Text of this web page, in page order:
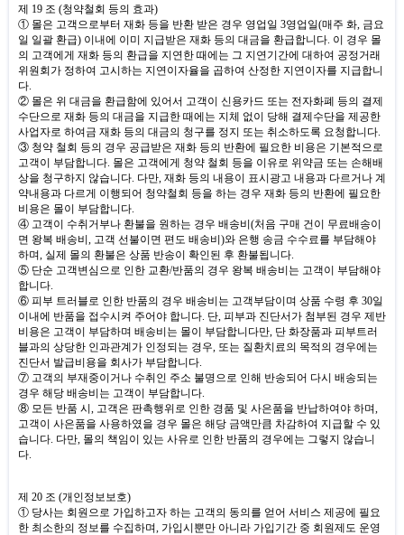
제 19 조 (청약철회 등의 효과)
① 몰은 고객으로부터 재화 등을 반환 받은 경우 영업일 3영업일(매주 화 금요
일 일괄 환급) 이내에 이미 지급받은 재화 등의 대금을 환급합니다 이 경우 몰
의 고객에게 재화 등의 환급을 지연한 때에는 그 지연기간에 대하여 공정거래
위원회가 정하여 고시하는 지연이자율을 곱하여 산정한 지연이자를 지급합니
다
② 몰은 위 대금을 환급함에 있어서 고객이 신용카드 또는 전자화폐 등의 결제
수단으로 재화 등의 대금을 지급한 때에는 지체 없이 당해 결제수단을 제공한
사업자로 하여금 재화 등의 대금의 청구를 정지 또는 취소하도록 요청합니다
③ 청약 철회 등의 경우 공급받은 재화 등의 반환에 필요한 비용은 기본적으로
고객이 부담합니다 몰은 고객에게 청약 철회 등을 이유로 위약금 또는 손해배
상을 청구하지 않습니다 다만 재화 등의 내용이 표시광고 내용과 다르거나 계
약내용과 다르게 이행되어 청약철회 등을 하는 경우 재화 등의 반환에 필요한
비용은 몰이 부담합니다
④ 고객이 수취거부나 환불을 원하는 경우 배송비(처음 구매 건이 무료배송이
면 왕복 배송비
고객 선불이면 편도 배송비)와 은행 송금 수수료를 부담해야
하며 실제 몰의 환불은 상품 반송이 확인된 후 환불됩니다
⑤ 단순 고객변심으로 인한 교환/반품의 경우 왕복 배송비는 고객이 부담해야
합니다
⑥ 피부 트러블로 인한 반품의 경우 배송비는 고객부담이며 상품 수령 후 30일
이내에 반품을 접수시켜 주어야 합니다 단 피부과 진단서가 첨부된 경우 제반
비용은 고객이 부담하며 배송비는 몰이 부담합니다만 단 화장품과 피부트러
블과의 상당한 인과관계가 인정되는 경우 또는 질환치료의 목적의 경우에는
진단서 발급비용을 회사가 부담합니다
⑦ 고객의 부재중이거나 수취인 주소 불명으로 인해 반송되어 다시 배송되는
경우 해당 배송비는 고객이 부담합니다
⑧ 모든 반품 시
고객은 판촉행위로 인한 경품 및 사은품을 반납하여야 하며
고객이 사은품을 사용하였을 경우 몰은 해당 금액만큼 차감하여 지급할 수 있
습니다 다만 몰의 책임이 있는 사유로 인한 반품의 경우에는 그렇지 않습니
다
제 20 조 (개인정보보호)
① 당사는 회원으로 가입하고자 하는 고객의 동의를 얻어 서비스 제공에 필요
한 최소한의 정보를 수집하며 가입시뿐만 아니라 가입기간 중 회원제도 운영